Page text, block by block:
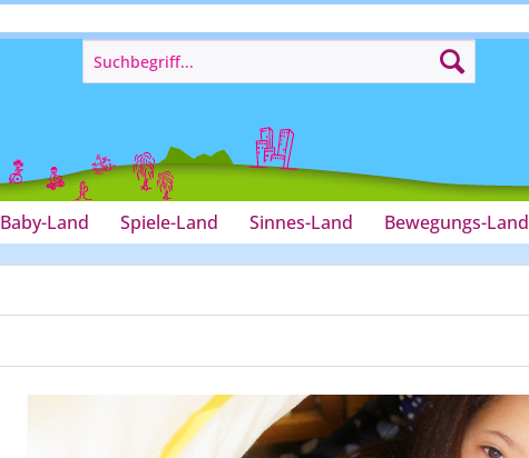
Baby-Land Spiele-Land Sinnes-Land Bewegungs-Land